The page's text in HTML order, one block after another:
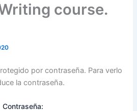
course.
por contraseña. Para verlo
la contraseña.
Contraseña: